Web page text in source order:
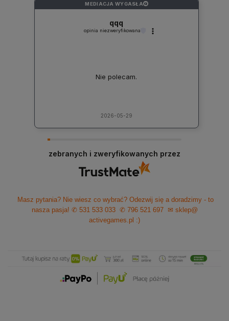
MEDIACJA WYGASŁA ?
qqq
opinia niezweryfikowana
Nie polecam.
2026-05-29
zebranych i zweryfikowanych przez
Masz pytania? Nie wiesz co wybrać? Odezwij się a doradzimy - to
nasza pasja! ✆ 531 533 033 ✆ 796 521 697
✉ sklep@
activegames.pl :)